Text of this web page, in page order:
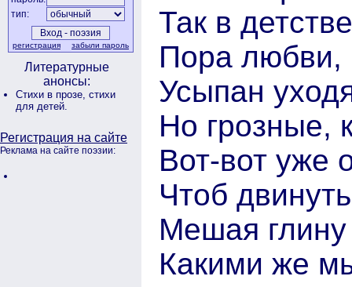
тип:
регистрация забыли пароль
Литературные
анонсы:
Стихи в прозе, стихи
для детей.
Регистрация на сайте
Реклама на сайте поэзии:
Так в
Пора любви,
Усыпан
Но грозные,
Вот-вот уже
Чтоб
Мешая
Какими же